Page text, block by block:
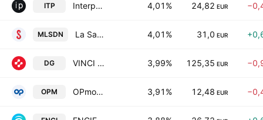
ITP Interparfums 4,01% 24,82 EUR
MLSDN La Savonnerie De Nyons SA 4,01% 31,0 EUR
DG VINCI SA 3,99% 125,35 EUR
OPM OPmobility 3,91% 12,48 EUR